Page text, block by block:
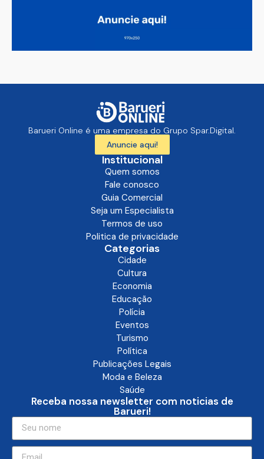
Barueri Online é uma empresa do Grupo Spar.Digital.
Anuncie aqui!
Institucional
Quem somos
Fale conosco
Guia Comercial
Seja um Especialista
Termos de uso
Politica de privacidade
Categorias
Cidade
Cultura
Economia
Educação
Polícia
Eventos
Turismo
Política
Publicações Legais
Moda e Beleza
Saúde
Receba nossa newsletter com noticias de
Barueri!